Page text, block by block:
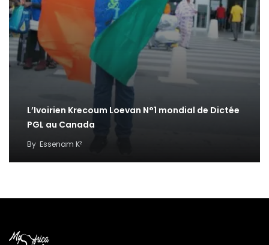
L’Ivoirien Krecoum Loevan N°1 mondial de Dictée
PGL au Canada
By Essenam K²